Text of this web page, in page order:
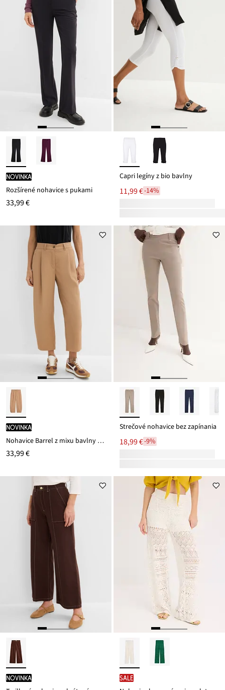
novinka
Rozšírené nohavice s pukami
33,99 €
Capri legíny z bio bavlny
11,99 €-14%
novinka
Nohavice Barrel z mixu bavlny a elastanu
33,99 €
Strečové nohavice bez zapínania
18,99 €-9%
novinka SALE